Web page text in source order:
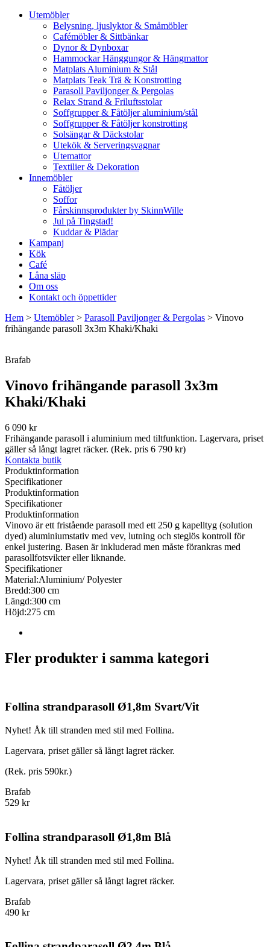
Utemöbler
Belysning, ljuslyktor & Småmöbler
Cafémöbler & Sittbänkar
Dynor & Dynboxar
Hammockar Hänggungor & Hängmattor
Matplats Aluminium & Stål
Matplats Teak Trä & Konstrotting
Parasoll Paviljonger & Pergolas
Relax Strand & Friluftsstolar
Soffgrupper & Fåtöljer aluminium/stål
Soffgrupper & Fåtöljer konstrotting
Solsängar & Däckstolar
Utekök & Serveringsvagnar
Utemattor
Textilier & Dekoration
Innemöbler
Fåtöljer
Soffor
Fårskinnsprodukter by SkinnWille
Jul på Tingstad!
Kuddar & Plädar
Kampanj
Kök
Café
Låna släp
Om oss
Kontakt och öppettider
Hem > Utemöbler> Parasoll Paviljonger & Pergolas > Vinovo
frihängande parasoll 3x3m Khaki/Khaki
Brafab
Vinovo frihängande parasoll 3x3m
Khaki/Khaki
6 090 kr
Frihängande parasoll i aluminium med tiltfunktion. Lagervara, priset
gäller så långt lagret räcker. (Rek. pris 6 790 kr)
Kontakta butik
Produktinformation
Specifikationer
Produktinformation
Specifikationer
Produktinformation
Vinovo är ett fristående parasoll med ett 250 g kapelltyg (solution
dyed) aluminiumstativ med vev, lutning och steglös kontroll för
enkel justering. Basen är inkluderad men måste förankras med
parasollfotsvikter eller liknande.
Specifikationer
Material:Aluminium/ Polyester
Bredd:300 cm
Längd:300 cm
Höjd:275 cm
Fler produkter i samma kategori
Follina strandparasoll Ø1,8m Svart/Vit
Nyhet! Åk till stranden med stil med Follina.
Lagervara, priset gäller så långt lagret räcker.
(Rek. pris 590kr.)
Brafab
529 kr
Follina strandparasoll Ø1,8m Blå
Nyhet! Åk till stranden med stil med Follina.
Lagervara, priset gäller så långt lagret räcker.
Brafab
490 kr